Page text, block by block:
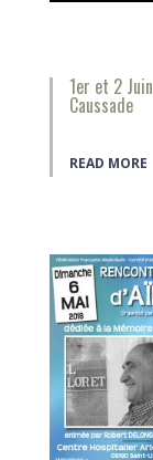
1er et 2
Caussade
READ MORE